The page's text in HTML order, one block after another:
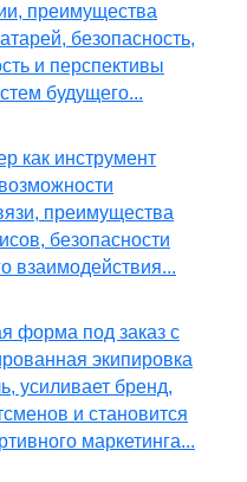
преимущества
безопасность,
и перспективы
будущего...
как инструмент
преимущества
безопасности
взаимодействия...
форма под заказ с
экипировка
усиливает бренд,
и становится
маркетинга...